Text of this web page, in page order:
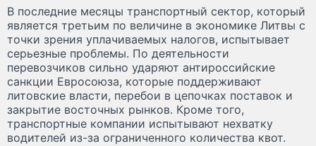
В последние месяцы транспортный сектор, который
является третьим по величине в экономике Литвы с
точки зрения уплачиваемых налогов, испытывает
серьезные проблемы. По деятельности
перевозчиков сильно ударяют антироссийские
санкции Евросоюза, которые поддерживают
литовские власти, перебои в цепочках поставок и
закрытие восточных рынков. Кроме того,
транспортные компании испытывают нехватку
водителей из-за ограниченного количества квот.